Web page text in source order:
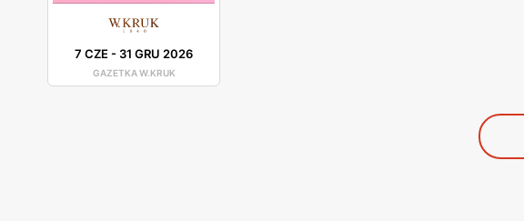
wyjątkowość.
7 CZE - 31 GRU 2026
GAZETKA W.KRUK